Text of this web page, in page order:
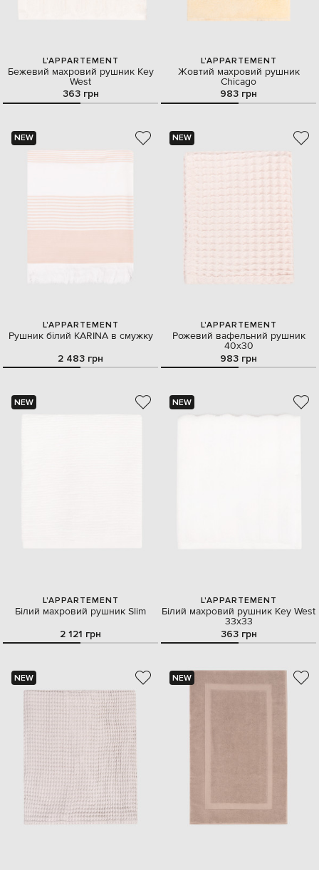
L'APPARTEMENT
Бежевий махровий рушник Key
West
363 грн
L'APPARTEMENT
Жовтий махровий рушник
Chicago
983 грн
NEW
L'APPARTEMENT
Рушник білий KARINA в смужку
2 483 грн
NEW
L'APPARTEMENT
Рожевий вафельний рушник
40х30
983 грн
NEW
L'APPARTEMENT
Білий махровий рушник Slim
2 121 грн
NEW
L'APPARTEMENT
Білий махровий рушник Key West
33х33
363 грн
NEW NEW